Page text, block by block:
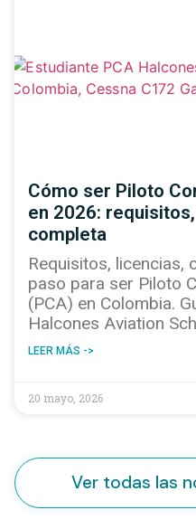
Cómo ser Piloto
en 2026:
completa
Requisitos, licencias,
paso para ser Piloto
(PCA) en Colombia.
Halcones Aviation
LEER MÁS ->
20 mayo, 2026
Ver todas las